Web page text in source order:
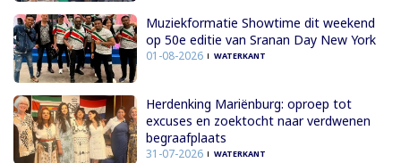
Muziekformatie Showtime dit weekend
op 50e editie van Sranan Day New York
01-08-2026 WATERKANT
Herdenking Mariënburg: oproep tot
excuses en zoektocht naar verdwenen
begraafplaats
31-07-2026 WATERKANT